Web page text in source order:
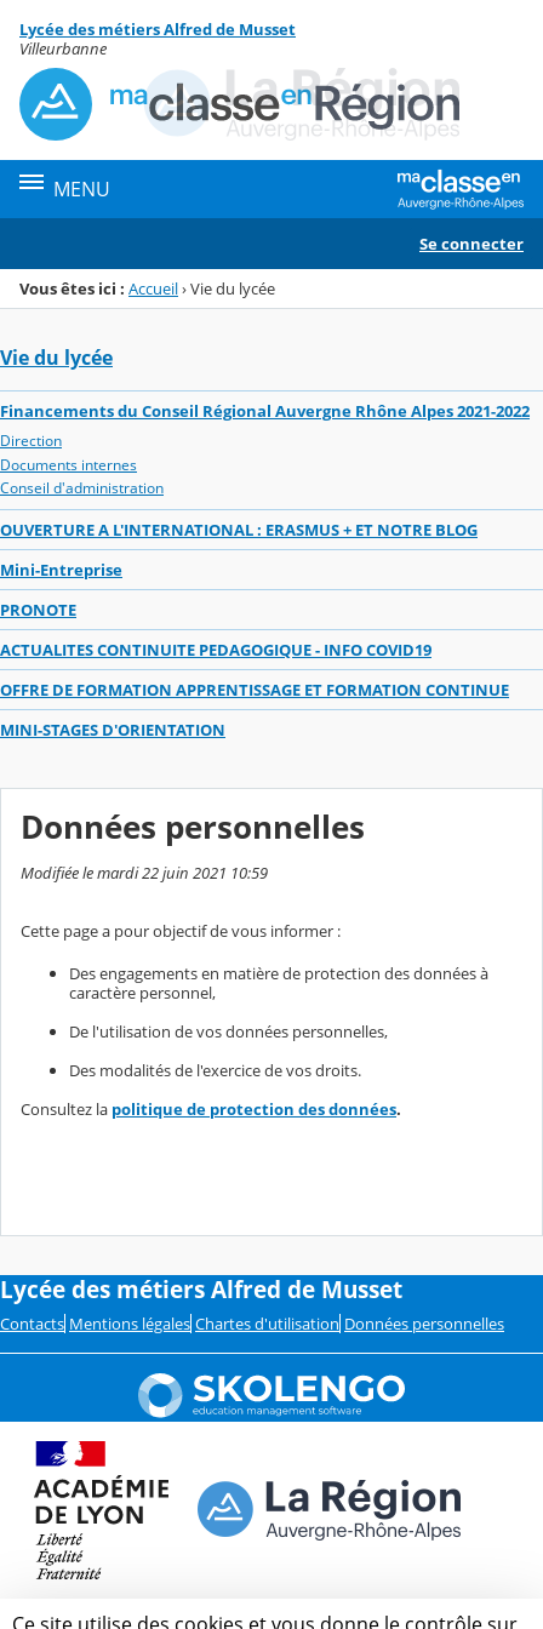
Menu de la rubrique
Contenu
Lycée des métiers Alfred de Musset
Villeurbanne
MENU
Se connecter
Vous êtes ici : Accueil›Vie du lycée
Vie du lycée
Financements du Conseil Régional Auvergne Rhône Alpes 2021-2022
Direction
Documents internes
Conseil d'administration
OUVERTURE A L'INTERNATIONAL : ERASMUS + ET NOTRE BLOG
Mini-Entreprise
PRONOTE
ACTUALITES CONTINUITE PEDAGOGIQUE - INFO COVID19
OFFRE DE FORMATION APPRENTISSAGE ET FORMATION CONTINUE
MINI-STAGES D'ORIENTATION
Données personnelles
Modifiée le mardi 22 juin 2021 10:59
Cette page a pour objectif de vous informer :
Des engagements en matière de protection des données à
caractère personnel,
De l'utilisation de vos données personnelles,
Des modalités de l'exercice de vos droits.
Consultez la politique de protection des données.
Lycée des métiers Alfred de Musset
Contacts Mentions légales Chartes d'utilisation Données personnelles